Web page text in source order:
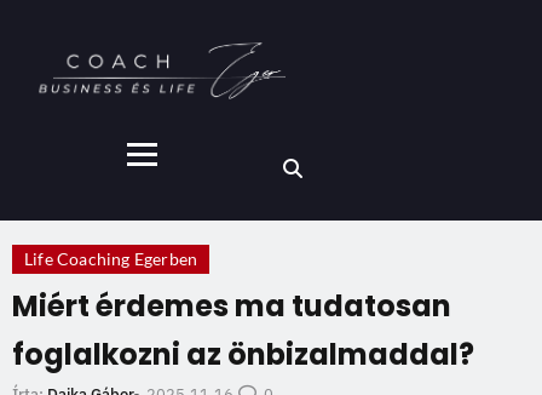
Life Coaching Egerben
Miért érdemes ma tudatosan
foglalkozni az önbizalmaddal?